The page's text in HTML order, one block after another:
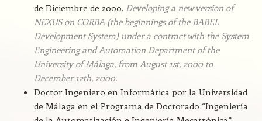
de Diciembre de 2000. Developing a new version of
NEXUS on CORBA (the beginnings of the BABEL
Development System) under a contract with the System
Engineering and Automation Department of the
University of Málaga, from August 1st, 2000 to
December 12th, 2000.
Doctor Ingeniero en Informática por la Universidad
de Málaga en el Programa de Doctorado “Ingeniería